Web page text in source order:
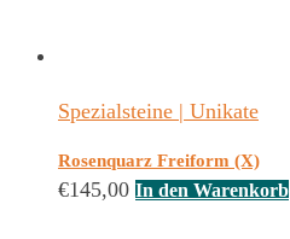
Spezialsteine | Unikate
Rosenquarz Freiform (X)
€145,00 In den Warenkorb